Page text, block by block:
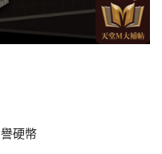
硬幣